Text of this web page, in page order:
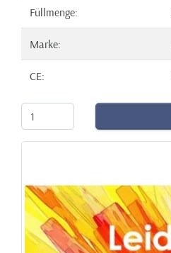
Füllmenge:
Marke:
CE: